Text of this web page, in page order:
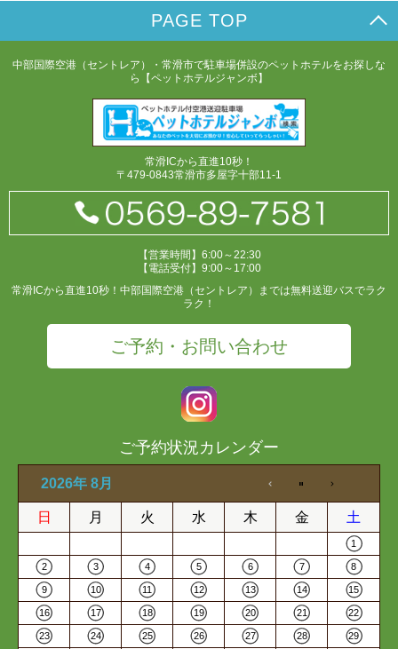
PAGE TOP
中部国際空港（セントレア）・常滑市で駐車場併設のペットホテルをお探しな
ら【ペットホテルジャンボ】
常滑ICから直進10秒！
〒479-0843常滑市多屋字十部11-1
【営業時間】6:00～22:30
【電話受付】9:00～17:00
常滑ICから直進10秒！中部国際空港（セントレア）までは無料送迎バスでラク
ラク！
ご予約・お問い合わせ
ご予約状況カレンダー
2026年 8月
日 月 火 水 木 金 土
1
2 3 4 5 6 7 8
9 10 11 12 13 14 15
16 17 18 19 20 21 22
23 24 25 26 27 28 29